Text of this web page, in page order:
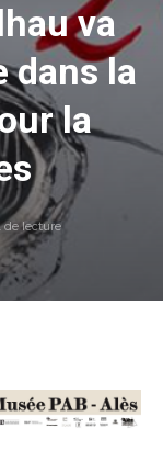
va
dans la
la
lecture